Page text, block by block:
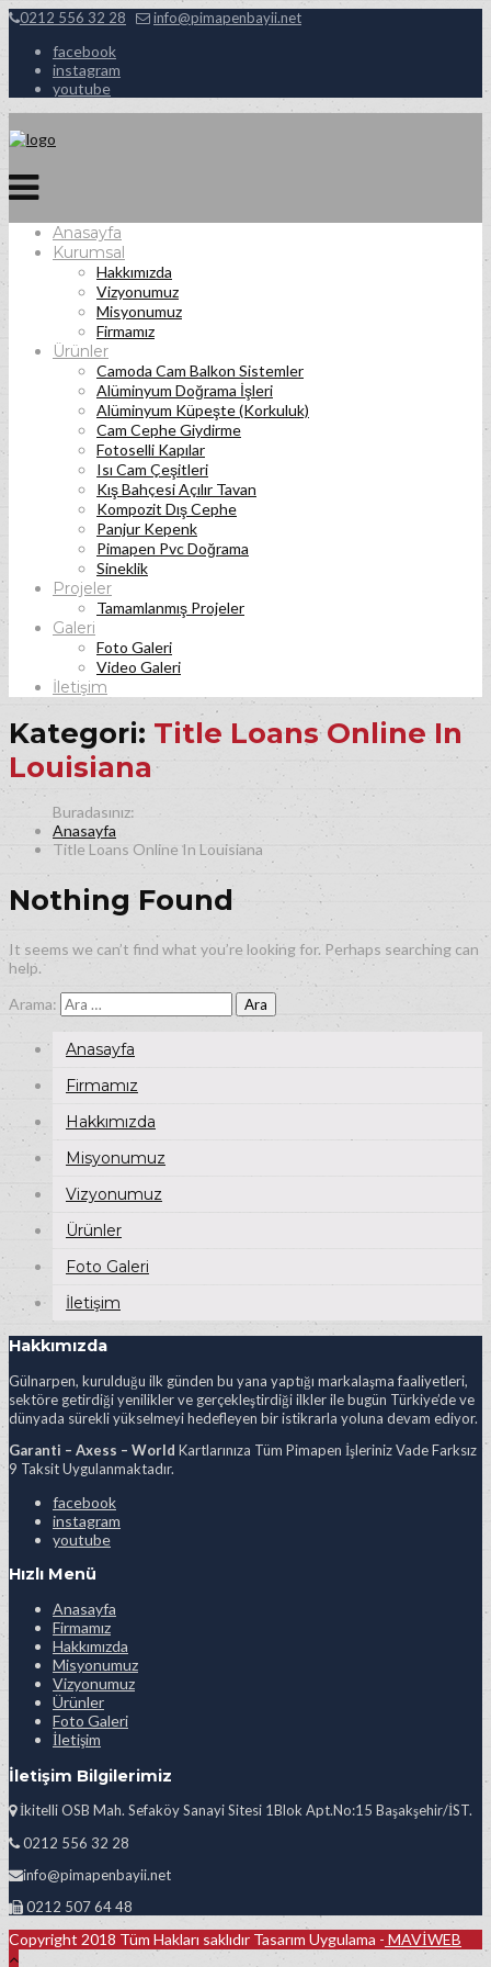
0212 556 32 28 info@pimapenbayii.net
facebook
instagram
youtube
Anasayfa
Kurumsal
Hakkımızda
Vizyonumuz
Misyonumuz
Firmamız
Ürünler
Camoda Cam Balkon Sistemler
Alüminyum Doğrama İşleri
Alüminyum Küpeşte (Korkuluk)
Cam Cephe Giydirme
Fotoselli Kapılar
Isı Cam Çeşitleri
Kış Bahçesi Açılır Tavan
Kompozit Dış Cephe
Panjur Kepenk
Pimapen Pvc Doğrama
Sineklik
Projeler
Tamamlanmış Projeler
Galeri
Foto Galeri
Video Galeri
İletişim
Kategori: Title Loans Online In
Louisiana
Anasayfa
Title Loans Online In Louisiana
Nothing Found
It seems we can’t find what you’re looking for. Perhaps searching can
help.
Arama:
Anasayfa
Firmamız
Hakkımızda
Misyonumuz
Vizyonumuz
Ürünler
Foto Galeri
İletişim
Hakkımızda
Gülnarpen, kurulduğu ilk günden bu yana yaptığı markalaşma faaliyetleri,
sektöre getirdiği yenilikler ve gerçekleştirdiği ilkler ile bugün Türkiye’de ve
dünyada sürekli yükselmeyi hedefleyen bir istikrarla yoluna devam ediyor.
Garanti – Axess – World Kartlarınıza Tüm Pimapen İşleriniz Vade Farksız
9 Taksit Uygulanmaktadır.
facebook
instagram
youtube
Hızlı Menü
Anasayfa
Firmamız
Hakkımızda
Misyonumuz
Vizyonumuz
Ürünler
Foto Galeri
İletişim
İletişim Bilgilerimiz
İkitelli OSB Mah. Sefaköy Sanayi Sitesi 1Blok Apt.No:15 Başakşehir/İST.
0212 556 32 28
info@pimapenbayii.net
0212 507 64 48
Copyright 2018 Tüm Hakları saklıdır Tasarım Uygulama - MAVİWEB